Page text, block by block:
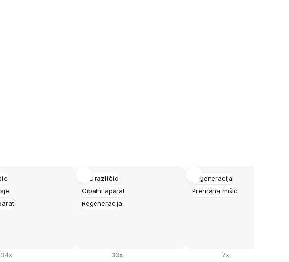
34x
Gibalni aparat
Regeneracija
Več različic
33x
Regeneracija
Prehrana mišic
7x